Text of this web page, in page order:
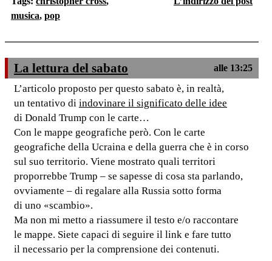
musica, pop
La lettura del sabato alle 13:25
L’articolo proposto per questo sabato è, in realtà,
un tentativo di indovinare il significato delle idee
di Donald Trump con le carte…
Con le mappe geografiche però. Con le carte
geografiche della Ucraina e della guerra che è in corso
sul suo territorio. Viene mostrato quali territori
proporrebbe Trump – se sapesse di cosa sta parlando,
ovviamente – di regalare alla Russia sotto forma
di uno «scambio».
Ma non mi metto a riassumere il testo e/o raccontare
le mappe. Siete capaci di seguire il link e fare tutto
il necessario per la comprensione dei contenuti.